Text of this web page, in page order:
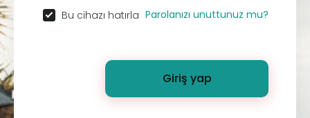
Bu cihazı hatırla Parolanızı unuttunuz mu?
Giriş yap